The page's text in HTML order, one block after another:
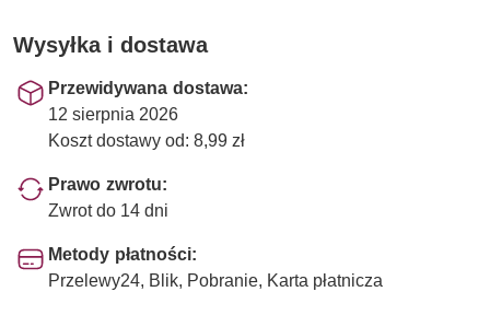
Wysyłka i dostawa
Przewidywana dostawa:
12 sierpnia 2026
Koszt dostawy od: 8,99 zł
Prawo zwrotu:
Zwrot do 14 dni
Metody płatności:
Przelewy24, Blik, Pobranie, Karta płatnicza